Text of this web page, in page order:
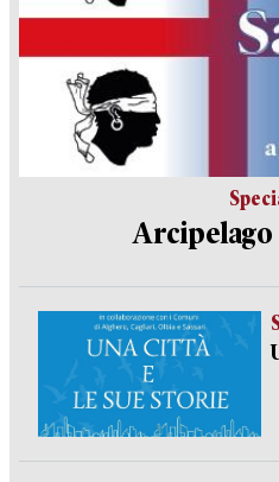
Arcipelago